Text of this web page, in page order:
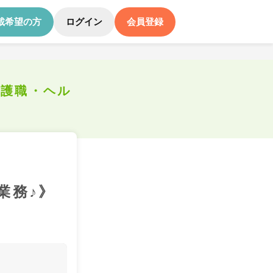
希望の方 ログイン 会員登録
職・ヘル
務♪》